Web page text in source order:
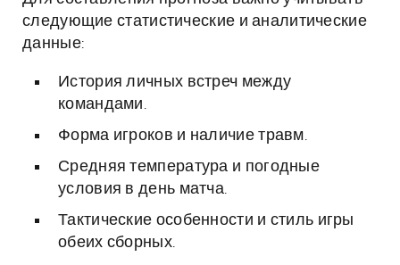
следующие статистические и аналитические
данные:
История личных встреч между
командами.
Форма игроков и наличие травм.
Средняя температура и погодные
условия в день матча.
Тактические особенности и стиль игры
обеих сборных.